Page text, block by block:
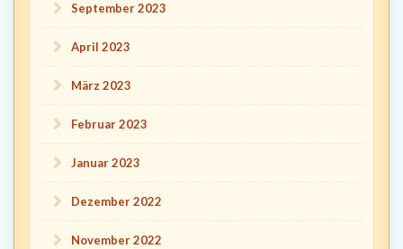
September 2023
April 2023
März 2023
Februar 2023
Januar 2023
Dezember 2022
November 2022